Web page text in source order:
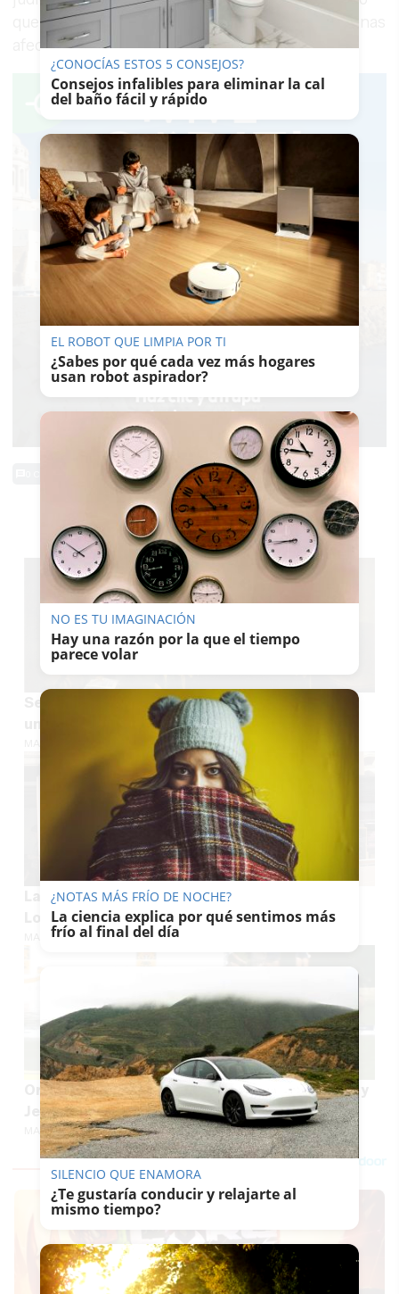
que en esta acción delictiva no ha habido personas
afectadas.
TE PUEDE INTERESAR
Sevilla recupera en una subasta de Nueva York
una joya desconocida de Miguel Mañara
La suerte toca Sevilla: el segundo premio de la
Lotería Nacional se vende en Quinto
MARÍA CRISOL
Oro mundial de remo para Sevilla: Manuel Cruz y
Jesús Ortega conquistan el Mundial sub19
MARÍA CRISOL
¿CONOCÍAS ESTOS 5 CONSEJOS?
Consejos infalibles para eliminar la cal
del baño fácil y rápido
EL ROBOT QUE LIMPIA POR TI
¿Sabes por qué cada vez más hogares
usan robot aspirador?
NO ES TU IMAGINACIÓN
Hay una razón por la que el tiempo
parece volar
¿NOTAS MÁS FRÍO DE NOCHE?
La ciencia explica por qué sentimos más
frío al final del día
SILENCIO QUE ENAMORA
¿Te gustaría conducir y relajarte al
mismo tiempo?